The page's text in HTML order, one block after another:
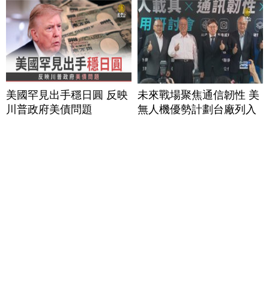
美國罕見出手穩日圓 反映
川普政府美債問題
未來戰場聚焦通信韌性 美
無人機優勢計劃台廠列入